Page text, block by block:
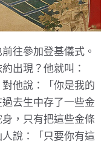
往參加登基儀式。
出現？他就叫：
對他說：「你是我的
去生中存了一些金
，只有把這些金條
說：「只要你有這